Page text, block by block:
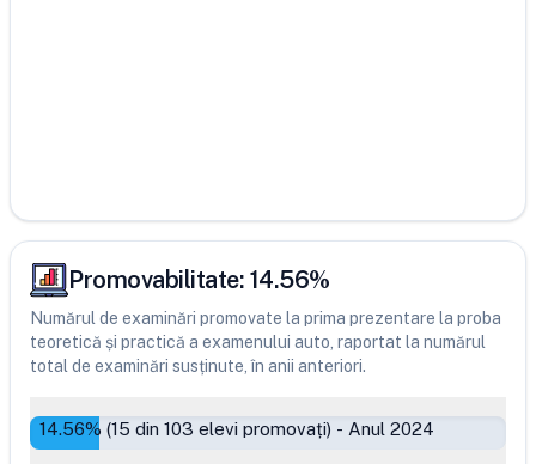
Promovabilitate: 14.56%
Numărul de examinări promovate la prima prezentare la proba
teoretică și practică a examenului auto, raportat la numărul
total de examinări susținute, în anii anteriori.
14.56% (15 din 103 elevi promovați) - Anul 2024